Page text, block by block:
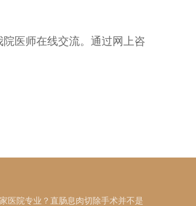
医师在线交流。通过网上咨
医院专业？直肠息肉切除手术并不是